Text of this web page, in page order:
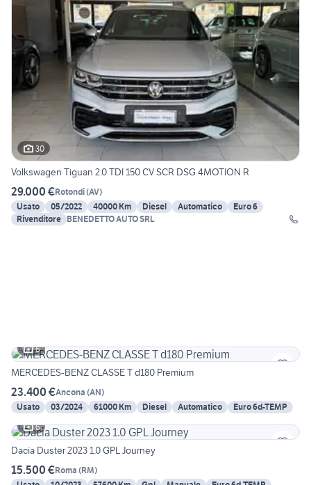
30
Volkswagen Tiguan 2.0 TDI 150 CV SCR DSG 4MOTION R
29.000 €Rotondi(AV)
Usato
05/2022 40000 Km Diesel Automatico
Euro 6
Rivenditore BENEDETTO AUTO SRL
6
MERCEDES-BENZ CLASSE T d180 Premium
23.400 €Ancona (AN)
Usato
03/2024 61000 Km Diesel Automatico
Euro 6d-TEMP
6
Dacia Duster 2023 1.0 GPL Journey
15.500 €Roma (RM)